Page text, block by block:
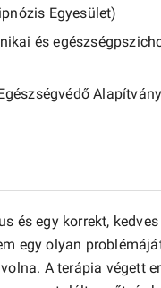
Egyesület)
és
és egy korrekt,
egy olyan
A terápia végett